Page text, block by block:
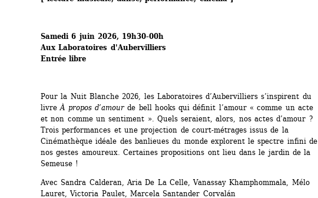
Samedi 6 juin 2026, 19h30-00h
Aux Laboratoires d'Aubervilliers
Entrée libre
Pour la Nuit Blanche 2026, les Laboratoires d’Aubervilliers s’inspirent du
livre À propos d’amour de bell hooks qui définit l’amour « comme un acte
et non comme un sentiment ». Quels seraient, alors, nos actes d’amour ?
Trois performances et une projection de court-métrages issus de la
Cinémathèque idéale des banlieues du monde explorent le spectre infini de
nos gestes amoureux. Certaines propositions ont lieu dans le jardin de la
Semeuse !
Avec Sandra Calderan, Aria De La Celle, Vanassay Khamphommala, Mélo
Lauret, Victoria Paulet, Marcela Santander Corvalán